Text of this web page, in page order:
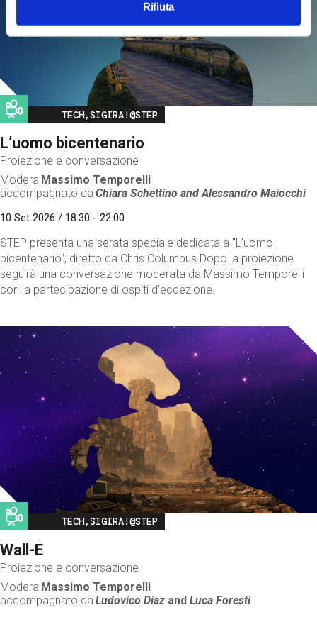
Rifiuta
Image
TECH,SIGIRA!@STEP
L’uomo bicentenario
Proiezione e conversazione
Modera Massimo Temporelli
accompagnato da Chiara Schettino andAlessandro Maiocchi
10 Set 2026 / 18:30 - 22:00
STEP presenta una serata speciale dedicata a "L’uomo
bicentenario", diretto da Chris Columbus.Dopo la proiezione
seguirà una conversazione moderata da Massimo Temporelli
con la partecipazione di ospiti d'eccezione.
Image
TECH,SIGIRA!@STEP
Wall-E
Proiezione e conversazione
Modera Massimo Temporelli
accompagnato da Ludovico Diaz andLuca Foresti